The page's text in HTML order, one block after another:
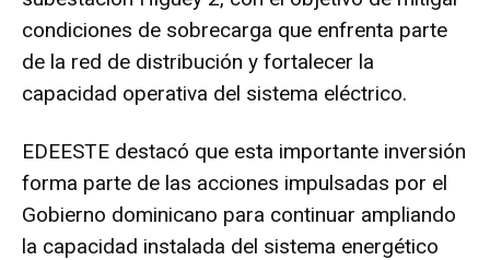
condiciones de sobrecarga que enfrenta parte
de la red de distribución y fortalecer la
capacidad operativa del sistema eléctrico.
EDEESTE destacó que esta importante inversión
forma parte de las acciones impulsadas por el
Gobierno dominicano para continuar ampliando
la capacidad instalada del sistema energético